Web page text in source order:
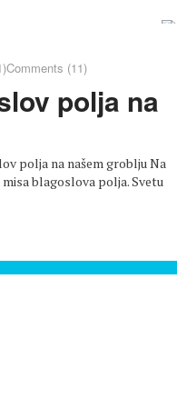
Comments (11)
polja na
polja na našem groblju Na
blagoslova polja. Svetu